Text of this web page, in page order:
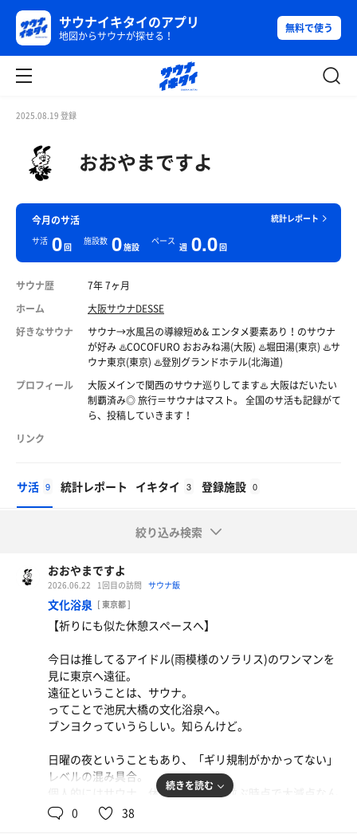
サウナイキタイのアプリ
地図からサウナが探せる！
無料で使う
2025.08.19 登録
おおやまですよ
統計レポート
今月のサ活
サ活 0回
施設数 0施設
ペース
週 0.0回
サウナ歴
7年 7ヶ月
ホーム
大阪サウナDESSE
好きなサウナ
サウナ→水風呂の導線短め& エンタメ要素あり！のサウナ
が好み ♨️COCOFURO おおみね湯(大阪) ♨️堀田湯(東京) ♨️サ
ウナ東京(東京) ♨️登別グランドホテル(北海道)
プロフィール
大阪メインで関西のサウナ巡りしてます♨️ 大阪はだいたい
制覇済み◎ 旅行＝サウナはマスト。 全国のサ活も記録がて
ら、投稿していきます！
リンク
サ活 9 統計レポート イキタイ 3 登録施設 0
絞り込み検索
おおやまですよ
2026.06.22 1回目の訪問 サウナ飯
文化浴泉 [ 東京都 ]
【祈りにも似た休憩スペースへ】
今日は推してるアイドル(雨模様のソラリス)のワンマンを
見に東京へ遠征。
遠征ということは、サウナ。
ってことで池尻大橋の文化浴泉へ。
ブンヨクっていうらしい。知らんけど。
日曜の夜ということもあり、「ギリ規制がかかってない」
レベルの混み具合。
個人的にはサウナ、休憩スペースに並ぶ時点で大減点なん
ですが、これは前回の品川サウナもそう、なんでもう仕方
続きを読む
0 38